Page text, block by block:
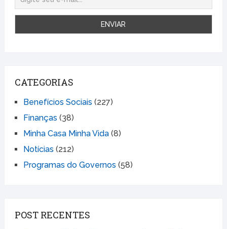
CATEGORIAS
Benefícios Sociais (227)
Finanças (38)
Minha Casa Minha Vida(8)
Notícias (212)
Programas do Governos (58)
POST RECENTES